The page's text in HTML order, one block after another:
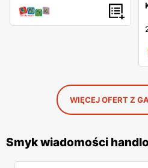
WIĘCEJ OFERT Z
Smyk wiadomości